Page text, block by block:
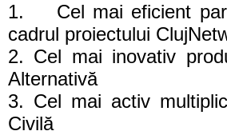
1. Cel mai eficient
cadrul proiectului
2. Cel mai inovativ
Alternativă
3. Cel mai activ
Civilă